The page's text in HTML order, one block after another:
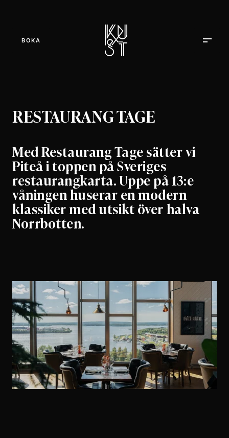
BOKA
RESTAURANG TAGE
Med Restaurang Tage sätter vi
Piteå i toppen på Sveriges
restaurangkarta. Uppe på 13:e
våningen huserar en modern
klassiker med utsikt över halva
Norrbotten.